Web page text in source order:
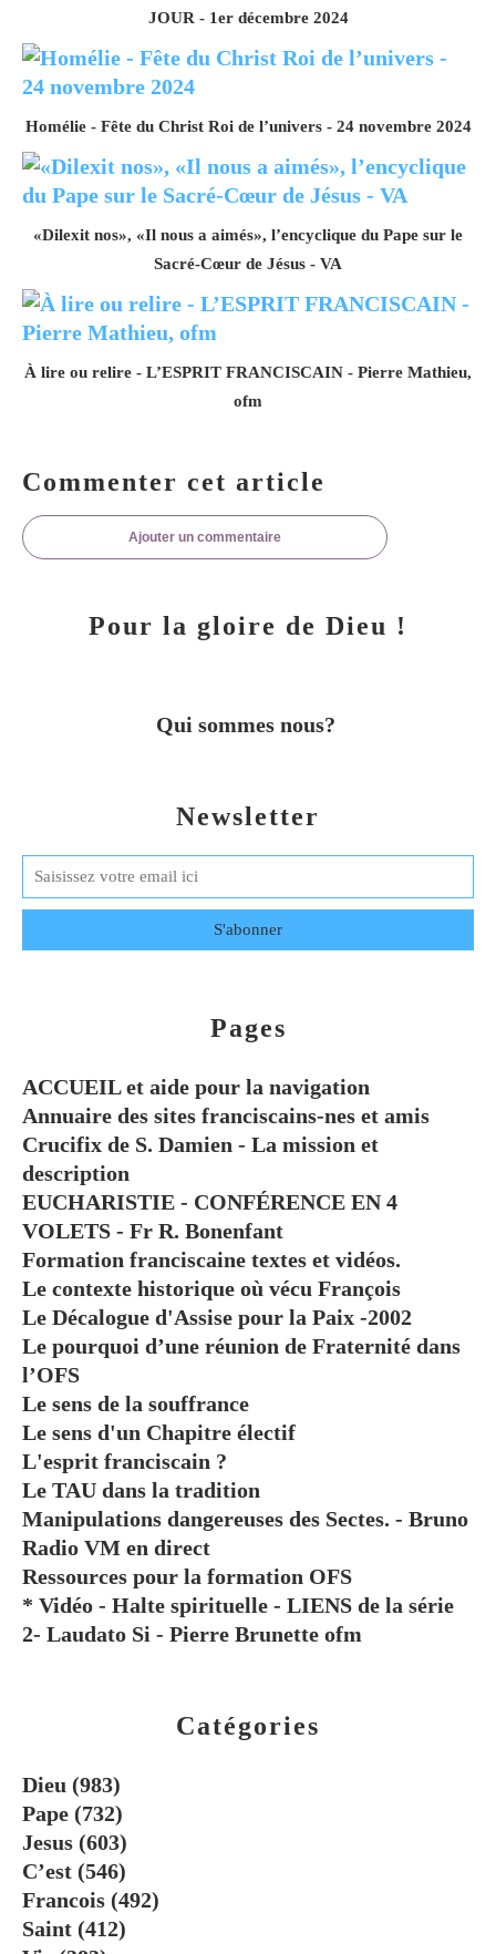
JOUR - 1er décembre 2024
Homélie - Fête du Christ Roi de l’univers - 24 novembre 2024
«Dilexit nos», «Il nous a aimés», l’encyclique du Pape sur le
Sacré-Cœur de Jésus - VA
À lire ou relire - L’ESPRIT FRANCISCAIN - Pierre Mathieu,
ofm
Commenter cet article
Ajouter un commentaire
Newsletter
Catégories
Dieu (983)
Pape (732)
Jesus (603)
C’est (546)
Francois (492)
Saint (412)
Pages
ACCUEIL et aide pour la navigation
Annuaire des sites franciscains-nes et amis
Crucifix de S. Damien - La mission et
description
EUCHARISTIE - CONFÉRENCE EN 4
VOLETS - Fr R. Bonenfant
Formation franciscaine textes et vidéos.
Le contexte historique où vécu François
Le Décalogue d'Assise pour la Paix -2002
Le pourquoi d’une réunion de Fraternité dans
l’OFS
Le sens de la souffrance
Le sens d'un Chapitre électif
L'esprit franciscain ?
Le TAU dans la tradition
Manipulations dangereuses des Sectes. - Bruno
Radio VM en direct
Ressources pour la formation OFS
* Vidéo - Halte spirituelle - LIENS de la série
2- Laudato Si - Pierre Brunette ofm
Pour la gloire de Dieu !
Qui sommes nous?